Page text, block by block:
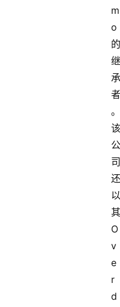
m
o
的
继
承
者
。
该
公
司
还
以
其
O
v
e
r
d